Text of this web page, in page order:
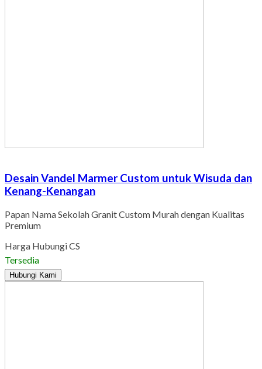
Desain Vandel Marmer Custom untuk Wisuda dan
Kenang-Kenangan
Papan Nama Sekolah Granit Custom Murah dengan Kualitas
Premium
Harga Hubungi CS
Tersedia
Hubungi Kami